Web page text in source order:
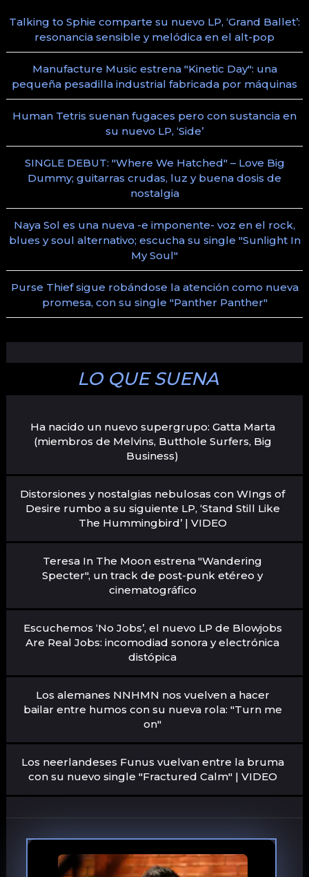
Talking to Sphie comparte su nuevo LP, ‘Grand Ballet’:
resonancia sensible y melódica en el alt-pop
Manufacture Music estrena "Kinetic Day": una
pequeña pesadilla industrial fabricada por máquinas
Human Tetris suenan fugaces pero con sustancia en
su nuevo LP, ‘Side’
SINGLE DEBUT: "Where We Hatched" – Love Big
Dummy; guitarras crudas, luz y buena dosis de
nostalgia
Naya Sol es una nueva -e imponente- voz en el rock,
blues y soul alternativo; escucha su single "Sunlight In
My Soul"
Purse Thief sigue robándose la atención como nueva
promesa, con su single "Panther Panther"
LO QUE SUENA
Ha nacido un nuevo supergrupo: Gatta Marta
(miembros de Melvins, Butthole Surfers, Big
Business)
Distorsiones y nostalgias nebulosas con WIngs of
Desire rumbo a su siguiente LP, ‘Stand Still Like
The Hummingbird’ | VIDEO
Teresa In The Moon estrena "Wandering
Specter", un track de post-punk etéreo y
cinematográfico
Escuchemos ‘No Jobs’, el nuevo LP de Blowjobs
Are Real Jobs: incomodiad sonora y electrónica
distópica
Los alemanes NNHMN nos vuelven a hacer
bailar entre humos con su nueva rola: "Turn me
on"
Los neerlandeses Funus vuelvan entre la bruma
con su nuevo single "Fractured Calm" | VIDEO